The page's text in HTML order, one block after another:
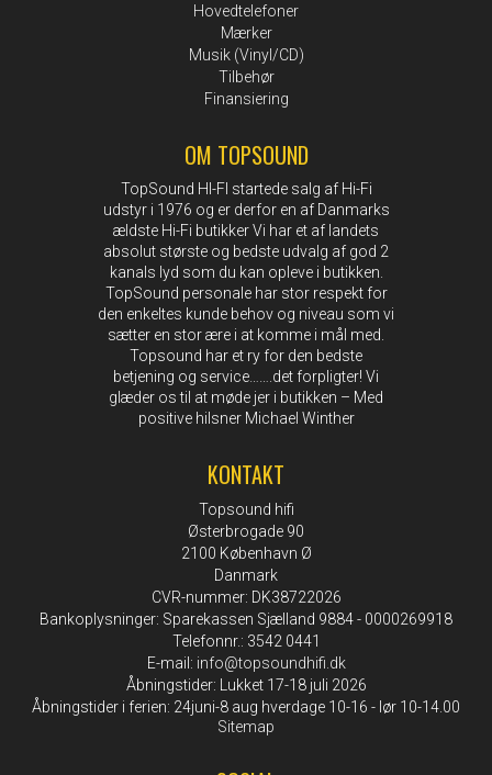
Hovedtelefoner
Mærker
Musik (Vinyl/CD)
Tilbehør
Finansiering
OM TOPSOUND
TopSound HI-FI startede salg af Hi-Fi
udstyr i 1976 og er derfor en af Danmarks
ældste Hi-Fi butikker Vi har et af landets
absolut største og bedste udvalg af god 2
kanals lyd som du kan opleve i butikken.
TopSound personale har stor respekt for
den enkeltes kunde behov og niveau som vi
sætter en stor ære i at komme i mål med.
Topsound har et ry for den bedste
betjening og service…….det forpligter! Vi
glæder os til at møde jer i butikken – Med
positive hilsner Michael Winther
KONTAKT
Topsound hifi
Østerbrogade 90
2100 København Ø
Danmark
CVR-nummer: DK38722026
Bankoplysninger: Sparekassen Sjælland 9884 - 0000269918
Telefonnr.: 3542 0441
E-mail : info@topsoundhifi.dk
Åbningstider: Lukket 17-18 juli 2026
Åbningstider i ferien: 24juni-8 aug hverdage 10-16 - lør 10-14.00
Sitemap